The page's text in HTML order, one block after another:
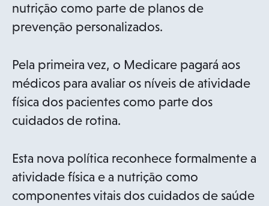
nutrição como parte de planos de
prevenção personalizados.
Pela primeira vez, o Medicare pagará aos
médicos para avaliar os níveis de atividade
física dos pacientes como parte dos
cuidados de rotina.
Esta nova política reconhece formalmente a
atividade física e a nutrição como
componentes vitais dos cuidados de saúde